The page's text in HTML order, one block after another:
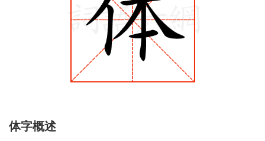
体字概述